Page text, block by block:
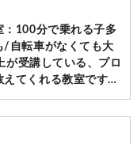
：100分で乗れる子多
/自転車がなくても大
が受講している、プロ
えてくれる教室です
神奈川10会場 先着受